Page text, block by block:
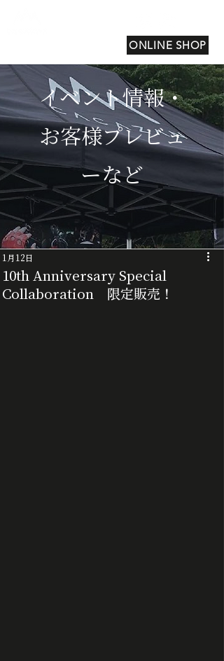
ONLINE SHOP
イベント情報・
お客様プレビュ
ーなど
10th Anniversary Special
Collaboration 限定販売！
1月12日